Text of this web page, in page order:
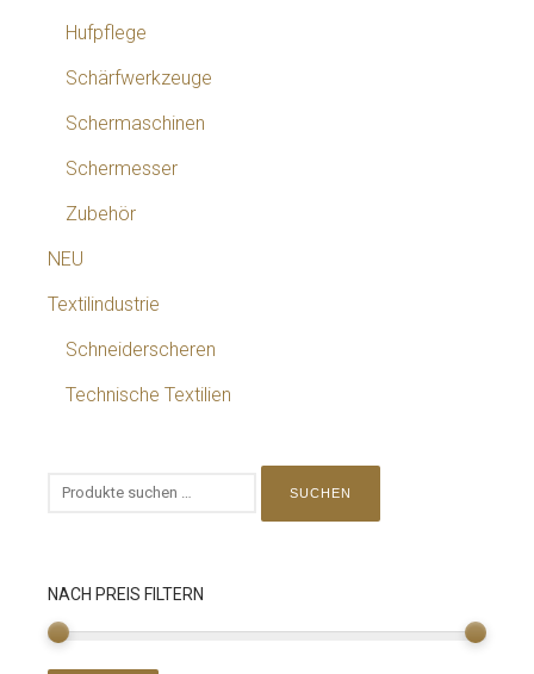
Hufpflege
Schärfwerkzeuge
Schermaschinen
Schermesser
Zubehör
NEU
Textilindustrie
Schneiderscheren
Technische Textilien
SUCHEN
NACH PREIS FILTERN